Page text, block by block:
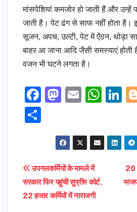
मांसपेशियां कमजोर हो जाती हैं और उन्हें
जाती है। पेट ढंग से साफ नहीं होता
सूजन, अपच, उल्टी, पेट में ऐंठन, थोड़ा
बाहर आ जाना आदि जैसी समस्याएं
वजन भी घटने लगता है।
F
o
o
M
t
d
o
E
l
W
ts
Li
e
n
ar
e
Post
navigation
20
उपनलकर्मियों के मामले में
सरकार फिर पहुंची सुप्रीम कोर्ट,
22 हजार कर्मियों में नाराजगी